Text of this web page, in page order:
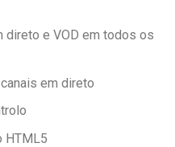
e VOD em todos os
em direto
HTML5